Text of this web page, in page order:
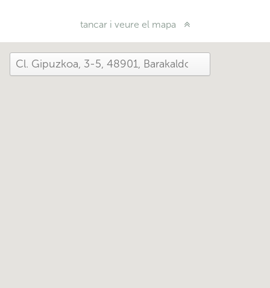
tancar i veure el mapa